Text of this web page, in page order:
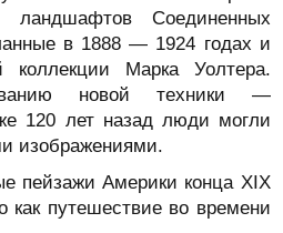
ландшафтов Соединенных
в 1888 — 1924 годах и
коллекции Марка Уолтера.
новой техники —
120 лет назад люди могли
изображениями.
пейзажи Америки конца XIX
путешествие во времени